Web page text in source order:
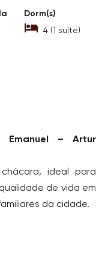
Dorm(s)
4 (1 suíte)
Emanuel – Artur
ideal para
de vida em
da cidade.